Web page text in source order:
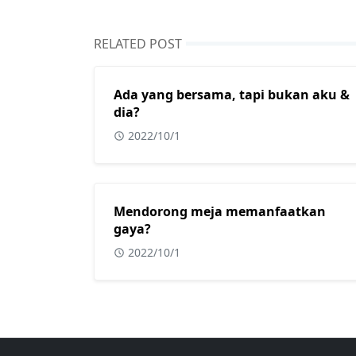
RELATED POST
Ada yang bersama, tapi bukan aku &
dia?
2022/10/1
Mendorong meja memanfaatkan
gaya?
2022/10/1